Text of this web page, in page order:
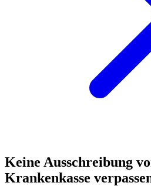
Keine Ausschreibung
Krankenkasse